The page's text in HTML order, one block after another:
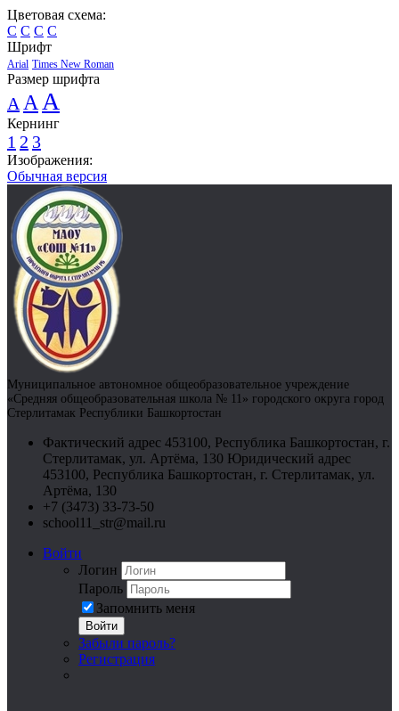
Цветовая схема:
C C C C
Шрифт
Arial Times New Roman
Размер шрифта
A A A
Кернинг
1 2 3
Изображения:
Обычная версия
Муниципальное автономное общеобразовательное учреждение
«Средняя общеобразовательная школа № 11» городского округа город
Стерлитамак Республики Башкортостан
Фактический адрес 453100, Республика Башкортостан, г.
Стерлитамак, ул. Артёма, 130 Юридический адрес
453100, Республика Башкортостан, г. Стерлитамак, ул.
Артёма, 130
+7 (3473) 33-73-50
school11_str@mail.ru
Войти
Логин
Пароль
Запомнить меня
Войти
Забыли пароль?
Регистрация